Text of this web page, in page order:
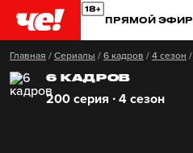
ПРЯМОЙ ЭФИР
Главная / Сериалы / 6 кадров / 4 сезон /
6 КАДРОВ
200 серия ∙ 4 сезон